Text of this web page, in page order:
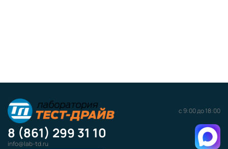
с 9:00 до 18:00
8 (861) 299 31 10
info@lab-td.ru